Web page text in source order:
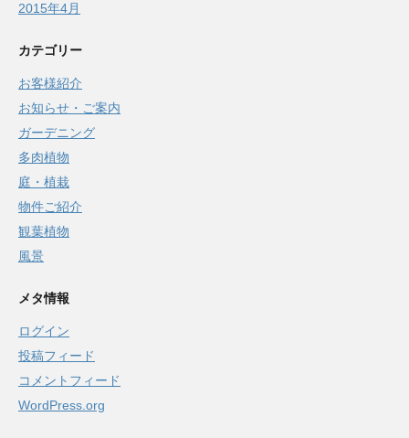
2015年4月
カテゴリー
お客様紹介
お知らせ・ご案内
ガーデニング
多肉植物
庭・植栽
物件ご紹介
観葉植物
風景
メタ情報
ログイン
投稿フィード
コメントフィード
WordPress.org